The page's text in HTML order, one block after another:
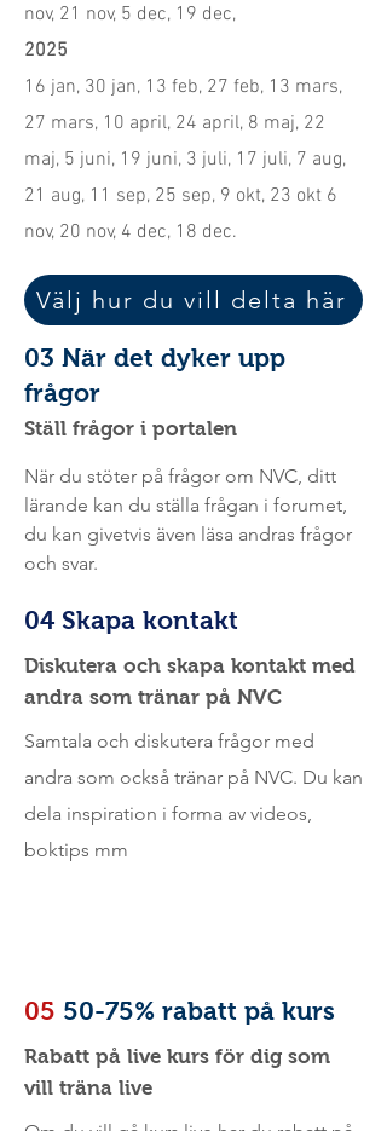
nov, 21 nov, 5 dec, 19 dec,
2025
16 jan, 30 jan, 13 feb, 27 feb, 13 mars,
27 mars, 10 april, 24 april, 8 maj, 22
maj, 5 juni, 19 juni, 3 juli, 17 juli, 7 aug,
21 aug, 11 sep, 25 sep, 9 okt, 23 okt 6
nov, 20 nov, 4 dec, 18 dec.
Välj hur du vill delta här
03 När det dyker upp
frågor
Ställ frågor i portalen
När du stöter på frågor om NVC, ditt
lärande kan du ställa frågan i forumet,
du kan givetvis även läsa andras frågor
och svar.
04 Skapa kontakt
Diskutera och skapa kontakt med
andra som tränar på NVC
Samtala och diskutera frågor med
andra som också tränar på NVC. Du kan
dela inspiration i forma av videos,
boktips mm
05 50-75% rabatt på kurs
Rabatt på live kurs för dig som
vill träna live